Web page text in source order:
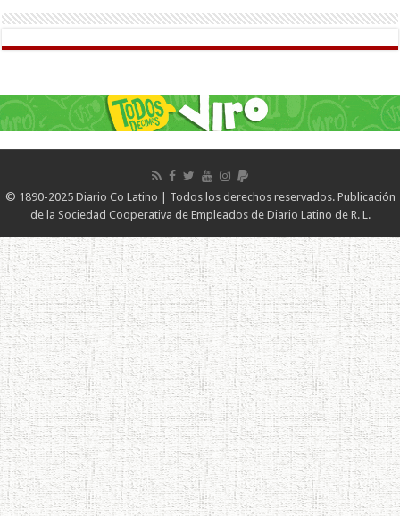
© 1890-2025 Diario Co Latino | Todos los derechos reservados. Publicación
de la Sociedad Cooperativa de Empleados de Diario Latino de R. L.